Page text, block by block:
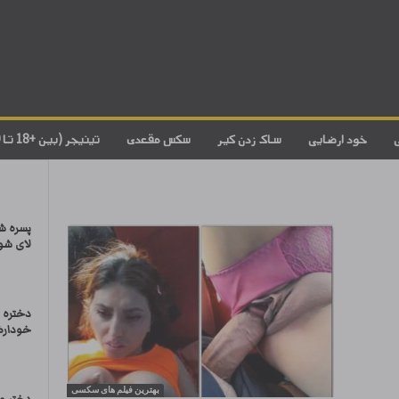
تینیجر (بین +18 تا 20) سکس مقعدی ساک زدن کیر خود ارضایی
بهترین فیلم های سکسی
پسره
لای